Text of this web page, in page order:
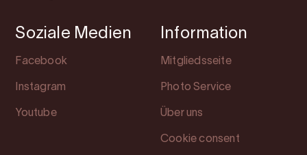
Soziale Medien
Facebook
Instagram
Youtube
Information
Mitgliedsseite
Photo Service
Über uns
Cookie consent